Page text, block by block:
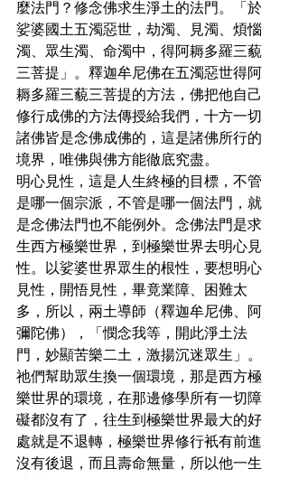
麼法門？修念佛求生淨土的法門。「於
娑婆國土五濁惡世，劫濁、見濁、煩惱
濁、眾生濁、命濁中，得阿耨多羅三藐
三菩提」。釋迦牟尼佛在五濁惡世得阿
耨多羅三藐三菩提的方法，佛把他自己
修行成佛的方法傳授給我們，十方一切
諸佛皆是念佛成佛的，這是諸佛所行的
境界，唯佛與佛方能徹底究盡。
明心見性，這是人生終極的目標，不管
是哪一個宗派，不管是哪一個法門，就
是念佛法門也不能例外。念佛法門是求
生西方極樂世界，到極樂世界去明心見
性。以娑婆世界眾生的根性，要想明心
見性，開悟見性，畢竟業障、困難太
多，所以，兩土導師（釋迦牟尼佛、阿
彌陀佛），「憫念我等，開此淨土法
門，妙顯苦樂二土，激揚沉迷眾生」。
祂們幫助眾生換一個環境，那是西方極
樂世界的環境，在那邊修學所有一切障
礙都沒有了，往生到極樂世界最大的好
處就是不退轉，極樂世界修行衹有前進
沒有後退，而且壽命無量，所以他一生